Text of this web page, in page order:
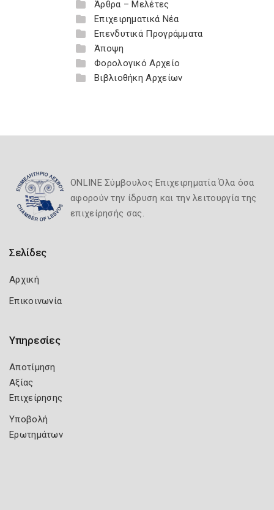
Άρθρα – Μελέτες
Επιχειρηματικά Νέα
Επενδυτικά Προγράμματα
Άποψη
Φορολογικό Αρχείο
Βιβλιοθήκη Αρχείων
ONLINE Σύμβουλος Επιχειρηματία Όλα όσα
αφορούν την ίδρυση και την λειτουργία της
επιχείρησής σας.
Σελίδες
Αρχική
Επικοινωνία
Υπηρεσίες
Αποτίμηση
Αξίας
Επιχείρησης
Υποβολή
Ερωτημάτων